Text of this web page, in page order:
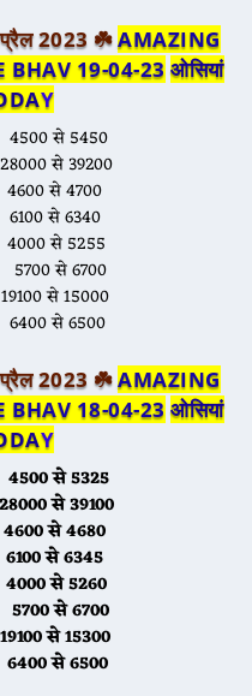
2023 ☘️AMAZING
BHAV 19-04-23 ओसियां
Y
से 5450
28000 से 39200
4600 से 4700
6100 से 6340
4000 से 5255
5700 से 6700
19100 से 15000
6400 से 6500
2023 ☘️AMAZING
BHAV 18-04-23 ओसियां
Y
से 5325
28000 से 39100
4600 से 4680
6100 से 6345
4000 से 5260
5700 से 6700
19100 से 15300
6400 से 6500